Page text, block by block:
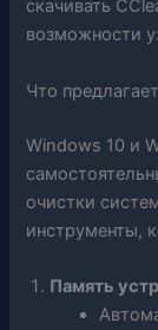
скачивать
возможности
Что
Windows 10 и
очистки
инструменты,
Память